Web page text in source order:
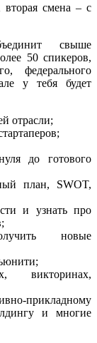
смена – с
свыше
50 спикеров,
федерального
у тебя будет
отрасли;
до готового
план, SWOT,
и узнать про
новые
викторинах,
прикладному
и многие